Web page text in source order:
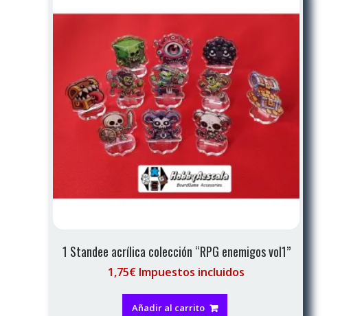
1 Standee acrílica colección “RPG enemigos vol1”
1,75€ Impuestos incluidos
Añadir al carrito